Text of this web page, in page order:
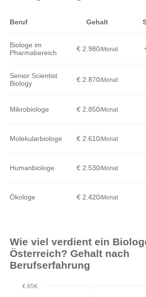
Beruf Gehalt
Biologe im
Pharmabereich
€ 2.980/Monat
Senior Scientist
Biology
€ 2.870/Monat
Mikrobiologe € 2.850/Monat
Molekularbiologe € 2.610/Monat
Humanbiologe € 2.530/Monat
Ökologe € 2.420/Monat
Wie viel verdient ein
Österreich? Gehalt nach
Berufserfahrung
€ 65K